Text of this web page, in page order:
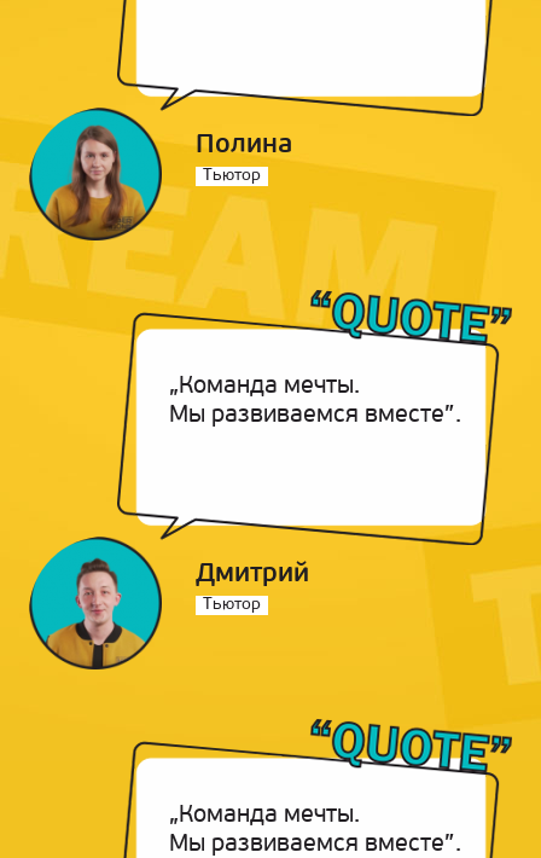
Полина
Тьютор
„Команда мечты.
Мы развиваемся вместе”.
Дмитрий
Тьютор
„Команда мечты.
Мы развиваемся вместе”.